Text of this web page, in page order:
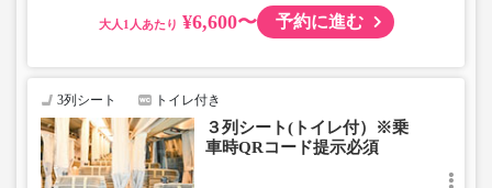
・AM1時～5時の間はシステムメンテナンスの為ご予約が
・在庫の状況はリアルタイムの表示ではございません。
※売り切れの場合でも残数が表示される場合がありま
す。
・販売日・便ごとに随時価格が変動いたします。購入時に
販売価格をご確認の上でご予約をお願いいたします。
大人 ¥6,600〜 予約に進む
3列シート トイレ付き
３列シート(トイレ付）※乗
車時QRコード提示必須